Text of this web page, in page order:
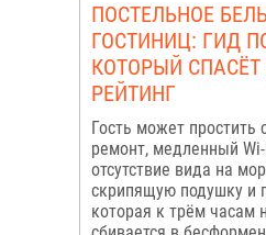
ПОСТЕЛЬНОЕ
ГОСТИНИЦ: ГИД
КОТОРЫЙ
РЕЙТИНГ
Гость может простить
ремонт, медленный
отсутствие вида на
скрипящую подушку и
которая к трём часам